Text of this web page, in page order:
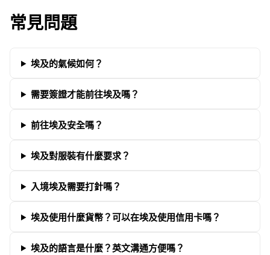
常見問題
埃及的氣候如何？
需要簽證才能前往埃及嗎？
前往埃及安全嗎？
埃及對服裝有什麼要求？
入境埃及需要打針嗎？
埃及使用什麼貨幣？可以在埃及使用信用卡嗎？
埃及的語言是什麼？英文溝通方便嗎？